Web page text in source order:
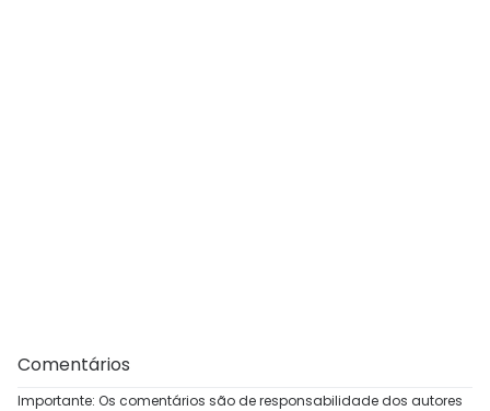
Comentários
Importante: Os comentários são de responsabilidade dos autores